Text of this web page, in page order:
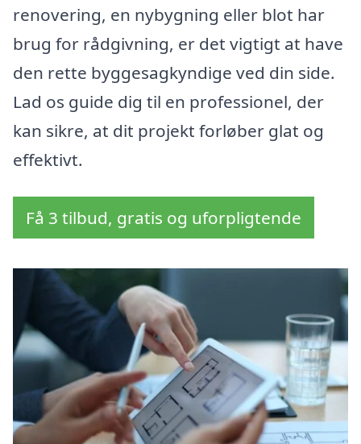
renovering, en nybygning eller blot har
brug for rådgivning, er det vigtigt at have
den rette byggesagkyndige ved din side.
Lad os guide dig til en professionel, der
kan sikre, at dit projekt forløber glat og
effektivt.
Få 3 tilbud, gratis og uforpligtende